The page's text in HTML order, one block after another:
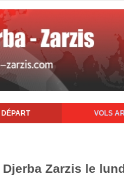
VOLS
Zarzis le